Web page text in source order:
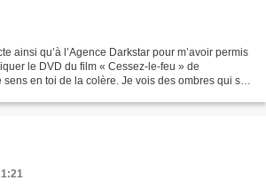
ainsi qu’à l’Agence Darkstar pour m’avoir permis
le DVD du film « Cessez-le-feu » de
sens en toi de la colère. Je vois des ombres qui se